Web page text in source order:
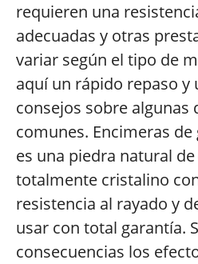
requieren una
adecuadas y otras
variar según el tipo de
aquí un rápido repaso y
consejos sobre algunas
comunes. Encimeras
es una piedra natural
totalmente cristalino
resistencia al rayado y
usar con total garantía.
consecuencias los